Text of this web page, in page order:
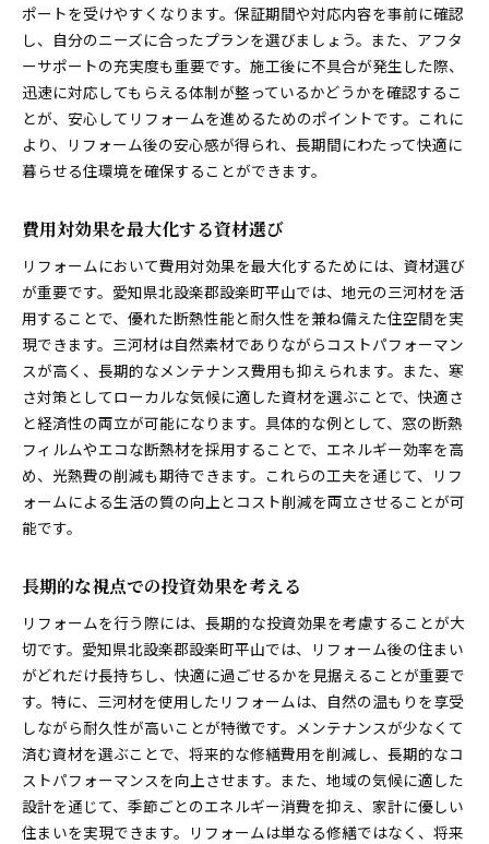
ポートを受けやすくなります。保証期間や対応内容を事前に確認
し、自分のニーズに合ったプランを選びましょう。また、アフタ
ーサポートの充実度も重要です。施工後に不具合が発生した際、
迅速に対応してもらえる体制が整っているかどうかを確認するこ
とが、安心してリフォームを進めるためのポイントです。これに
より、リフォーム後の安心感が得られ、長期間にわたって快適に
暮らせる住環境を確保することができます。
費用対効果を最大化する資材選び
リフォームにおいて費用対効果を最大化するためには、資材選び
が重要です。愛知県北設楽郡設楽町平山では、地元の三河材を活
用することで、優れた断熱性能と耐久性を兼ね備えた住空間を実
現できます。三河材は自然素材でありながらコストパフォーマン
スが高く、長期的なメンテナンス費用も抑えられます。また、寒
さ対策としてローカルな気候に適した資材を選ぶことで、快適さ
と経済性の両立が可能になります。具体的な例として、窓の断熱
フィルムやエコな断熱材を採用することで、エネルギー効率を高
め、光熱費の削減も期待できます。これらの工夫を通じて、リフ
ォームによる生活の質の向上とコスト削減を両立させることが可
能です。
長期的な視点での投資効果を考える
リフォームを行う際には、長期的な投資効果を考慮することが大
切です。愛知県北設楽郡設楽町平山では、リフォーム後の住まい
がどれだけ長持ちし、快適に過ごせるかを見据えることが重要で
す。特に、三河材を使用したリフォームは、自然の温もりを享受
しながら耐久性が高いことが特徴です。メンテナンスが少なくて
済む資材を選ぶことで、将来的な修繕費用を削減し、長期的なコ
ストパフォーマンスを向上させます。また、地域の気候に適した
設計を通じて、季節ごとのエネルギー消費を抑え、家計に優しい
住まいを実現できます。リフォームは単なる修繕ではなく、将来